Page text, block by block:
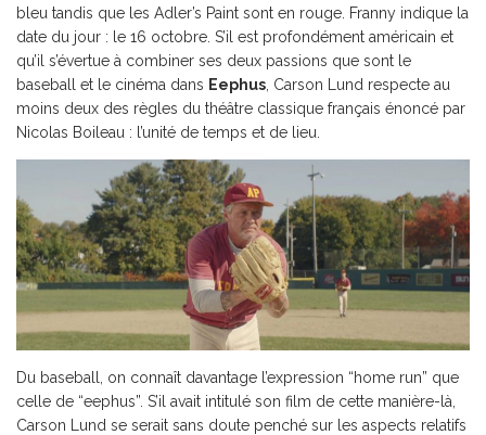
bleu tandis que les Adler’s Paint sont en rouge. Franny indique la
date du jour : le 16 octobre. S’il est profondément américain et
qu’il s’évertue à combiner ses deux passions que sont le
baseball et le cinéma dans Eephus, Carson Lund respecte au
moins deux des règles du théâtre classique français énoncé par
Nicolas Boileau : l’unité de temps et de lieu.
Du baseball, on connaît davantage l’expression “home run” que
celle de “eephus”. S’il avait intitulé son film de cette manière-là,
Carson Lund se serait sans doute penché sur les aspects relatifs